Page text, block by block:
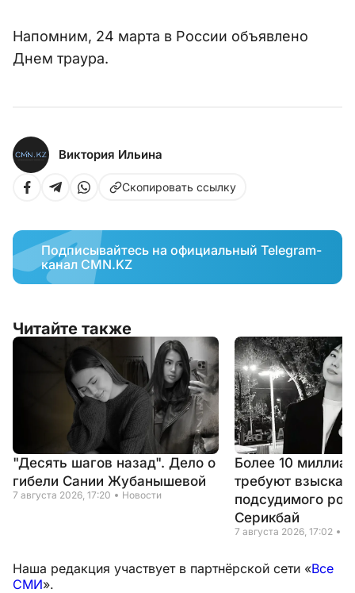
Напомним, 24 марта в России объявлено
Днем траура.
Виктория Ильина
Скопировать ссылку
Подписывайтесь на официальный Telegram-
канал CMN.KZ
Читайте также
"Десять шагов назад". Дело о
гибели Сании Жубанышевой
7 августа 2026, 17:20 Новости
Более 10
требуют
подсудимого
Серикбай
7 августа 2026, 17:02
Наша редакция участвует в партнёрской сети «Все
СМИ».